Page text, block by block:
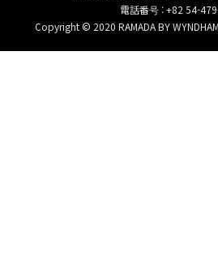
電話番号 : +82 54-
Copyright © 2020 RAMADA BY